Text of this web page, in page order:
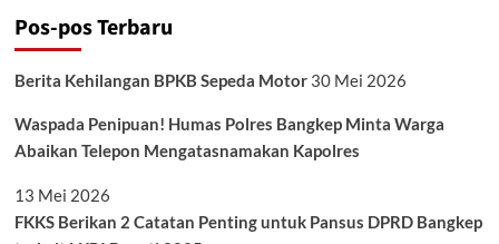
Pos-pos Terbaru
Berita Kehilangan BPKB Sepeda Motor 30 Mei 2026
Waspada Penipuan! Humas Polres Bangkep Minta Warga
Abaikan Telepon Mengatasnamakan Kapolres
13 Mei 2026
FKKS Berikan 2 Catatan Penting untuk Pansus DPRD Bangkep